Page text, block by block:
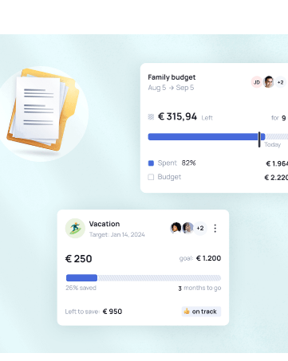
Bewaar belangrijke documenten